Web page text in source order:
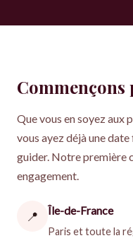
Que vous en soyez aux
vous ayez déjà une
guider. Notre première
engagement.
📍 Île-de-France
Paris et toute la